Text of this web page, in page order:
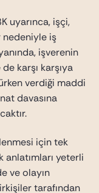
uyarınca, işçi,
nedeniyle iş
işverenin
karşı karşıya
verdiği maddi
davasına
için tek
anlatımları yeterli
ve olayın
tarafından